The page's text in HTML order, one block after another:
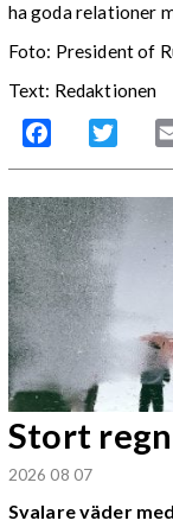
ha goda relationer
Foto: President of
Text: Redaktionen
Facebook
Stort
2026 08 07
Svalare väder